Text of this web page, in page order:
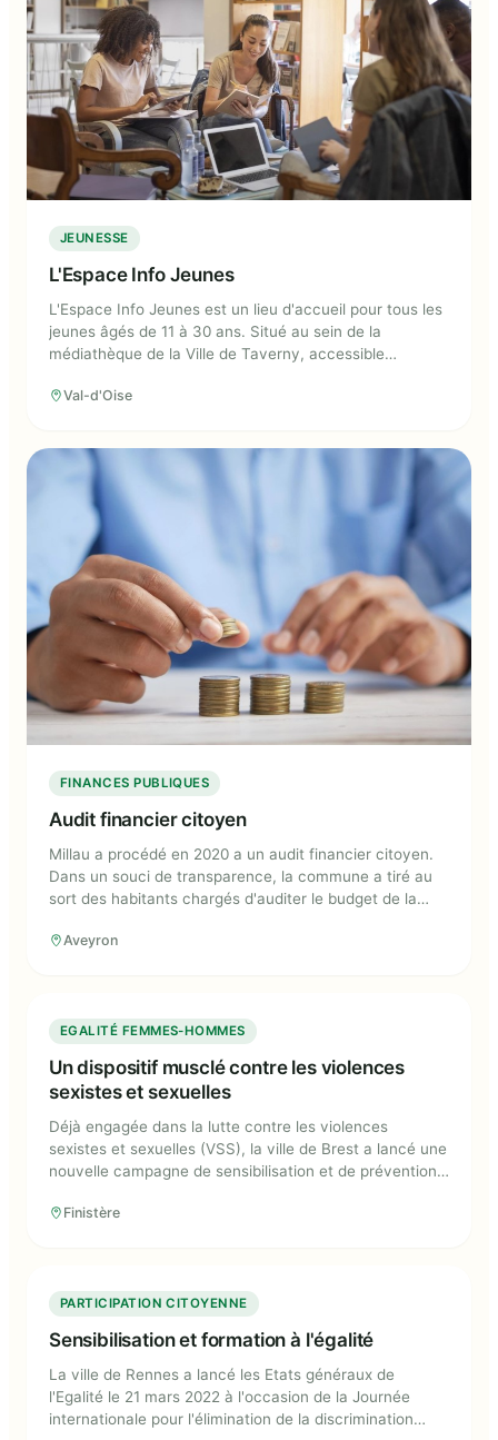
JEUNESSE
L'Espace Info Jeunes
L'Espace Info Jeunes est un lieu d'accueil pour tous les
jeunes âgés de 11 à 30 ans. Situé au sein de la
médiathèque de la Ville de Taverny, accessible
disposition une documentation sur tous les sujets qui
ordinateurs et imprimantes pour aider les jeunes à
réaliser leurs démarches.
Val-d'Oise
FINANCES PUBLIQUES
Audit financier citoyen
Millau a procédé en 2020 a un audit financier citoyen.
Dans un souci de transparence, la commune a tiré au
sort des habitants chargés d'auditer le budget de la
prononcer sur l'usage du budget d'investissement.
Aveyron
Un dispositif musclé contre les
violences sexistes et sexuelles
EGALITÉ FEMMES-HOMMES
Un dispositif musclé contre les violences
sexistes et sexuelles
Déjà engagée dans la lutte contre les violences
sexistes et sexuelles (VSS), la ville de Brest a lancé une
nouvelle campagne de sensibilisation et de prévention
l'omniprésence du dispositif de lutte contre les VSS,
Finistère
Sensibilisation et formation à l'égalité
PARTICIPATION CITOYENNE
Sensibilisation et formation à l'égalité
La ville de Rennes a lancé les Etats généraux de
l'Egalité le 21 mars 2022 à l'occasion de la Journée
internationale pour l'élimination de la discrimination